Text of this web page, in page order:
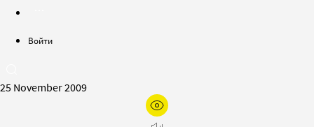
Войти
25 November 2009